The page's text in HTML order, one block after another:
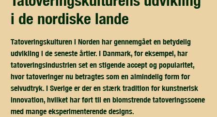
i de nordiske lande
Tatoveringskulturen i Norden har gennemgået en betydelig
udvikling i de seneste årtier. I Danmark, for eksempel, har
tatoveringsindustrien set en stigende accept og popularitet,
hvor tatoveringer nu betragtes som en almindelig form for
selvudtryk. I Sverige er der en stærk tradition for kunstnerisk
innovation, hvilket har ført til en blomstrende tatoveringsscene
med mange eksperimenterende designs.